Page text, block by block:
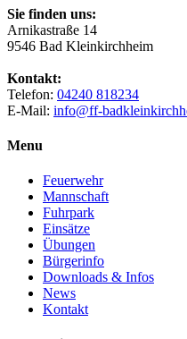
Sie finden uns:
Arnikastraße 14
9546 Bad Kleinkirchheim
Kontakt:
Telefon: 04240 818234
E-Mail: info@ff-
Menu
Feuerwehr
Mannschaft
Fuhrpark
Einsätze
Übungen
Bürgerinfo
Downloads & Infos
News
Kontakt